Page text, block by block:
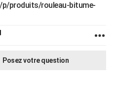
produits/rouleau-bitume-
Posez votre question